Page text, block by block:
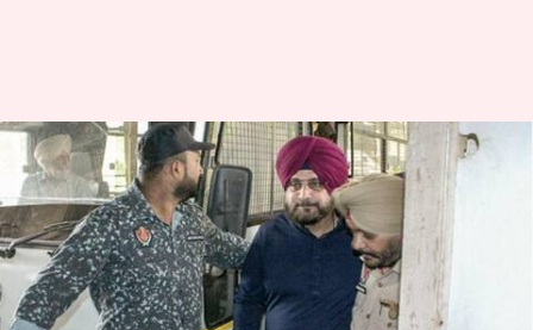
மேல தாளம் முழங்க,
காங்கிரஸ் தலைவர்
நவ்ஜோத் சிங் சித்துவை
வரவேற்க தயாராகும்
தொண்டர்கள்